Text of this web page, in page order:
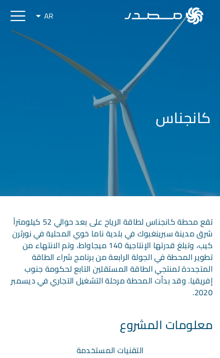
AR
كانجناس
تقع محطة كانجناس لطاقة الرياح على بعد حوالي 52 كيلومتراً
شرق مدينة سبرينغبوك في بلدية ناما خوي المحلية في نورثرن
كيب، وتبلغ قدرتها الإنتاجية 140 ميجاواط، وتم الانتهاء من
تطوير المحطة في الجولة الرابعة من برنامج شراء الطاقة
المتجددة لمنتجي الطاقة المستقلين التابع لحكومة جنوب
إفريقيا. وقد بدأت المحطة مرحلة التشغيل التجاري في ديسمبر
2020.
معلومات المشروع
التقنيات المستخدمة